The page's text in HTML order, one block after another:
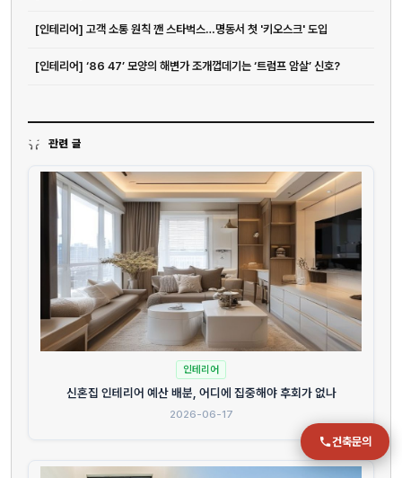
[인테리어] 고객 소통 원칙 깬 스타벅스…명동서 첫 '키오스크' 도입
[인테리어] ‘86 47’ 모양의 해변가 조개껍데기는 ‘트럼프 암살’ 신호?
관련 글
인테리어
신혼집 인테리어 예산 배분, 어디에 집중해야 후회가 없나
2026-06-17
건축문의
전화
051-711-2397
이메일
jmc@chiho.co.kr
주소
부산 강서구 명지국제2로 41
POSCO 샤인오피스 306호
운영시간
월–금 09:00–18:00